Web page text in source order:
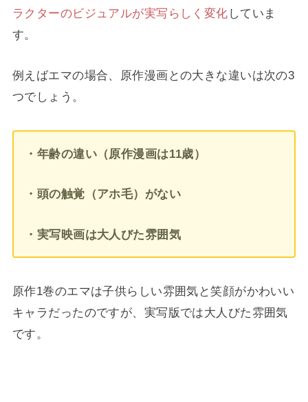
ラクターのビジュアルが実写らしく変化 していま
す。
例えばエマの場合、原作漫画との大きな違いは次の3
つでしょう。
・年齢の違い（原作漫画は11歳）
・頭の触覚（アホ毛）がない
・実写映画は大人びた雰囲気
原作1巻のエマは子供らしい雰囲気と笑顔がかわいい
キャラだったのですが、実写版では大人びた雰囲気
です。